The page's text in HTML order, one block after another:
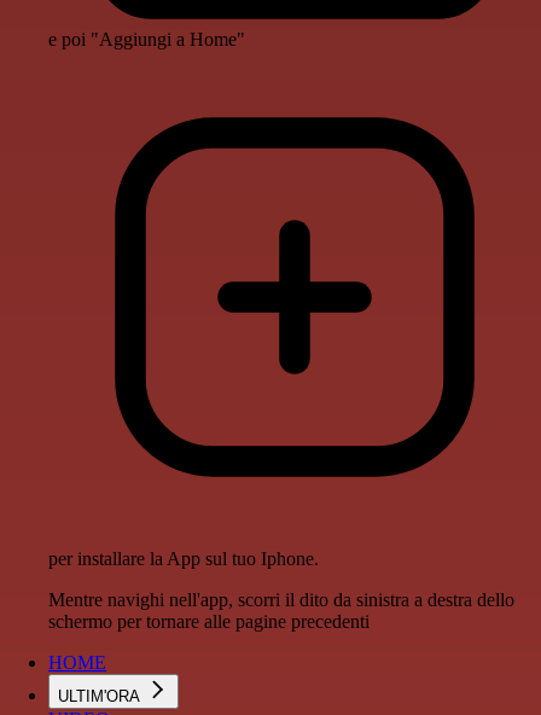
e poi "Aggiungi a Home"
per installare la App sul tuo Iphone.
Mentre navighi nell'app, scorri il dito da sinistra a destra dello
schermo per tornare alle pagine precedenti
HOME
ULTIM'ORA